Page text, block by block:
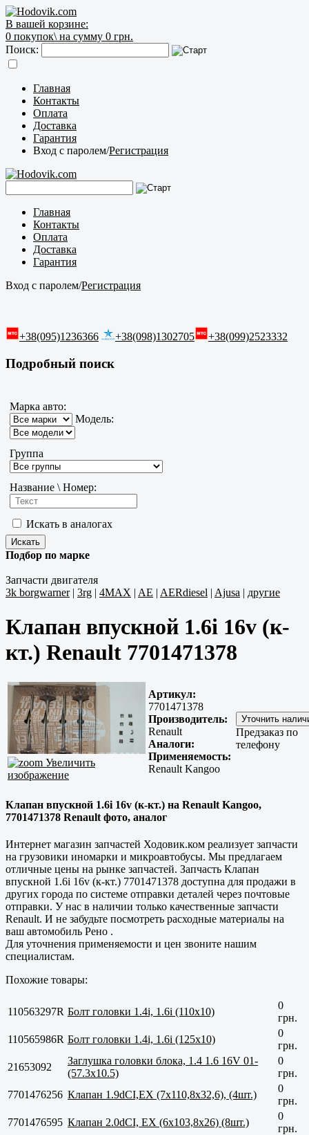
В вашей корзине:
0 покупок\ на сумму 0 грн.
Поиск:
Главная
Контакты
Оплата
Доставка
Гарантия
Вход с паролем/Регистрация
Главная
Контакты
Оплата
Доставка
Гарантия
Вход с паролем/Регистрация
+38(095)1236366 +38(098)1302705 +38(099)2523332
Подробный поиск
Марка авто:
Модель:
Группа
Название \ Номер:
Искать в аналогах
Подбор по марке
Запчасти двигателя
3k borgwarner| 3rg | 4MAX | AE | AERdiesel | Ajusa | другие
Клапан впускной 1.6i 16v (к-
кт.) Renault 7701471378
Увеличить
изображение
Артикул:
7701471378
Производитель:
Renault
Аналоги:
Применяемость:
Renault Kangoo
Предзаказ по
телефону
Клапан впускной 1.6i 16v (к-кт.) на Renault Kangoo,
7701471378 Renault фото, аналог
Интернет магазин запчастей Ходовик.ком реализует запчасти
на грузовики иномарки и микроавтобусы. Мы предлагаем
отличные цены на рынке запчастей. Запчасть Клапан
впускной 1.6i 16v (к-кт.) 7701471378 доступна для продажи в
других города по системе отправки деталей через почтовые
отправки. У нас в наличии только качественные запчасти
Renault. И не забудьте посмотреть расходные материалы на
ваш автомобиль Рено .
Для уточнения применяемости и цен звоните нашим
специалистам.
Похожие товары:
110563297R Болт головки 1.4i, 1.6i (110x10)
0
грн.
110565986R Болт головки 1.4i, 1.6i (125x10)
0
грн.
21653092
Заглушка головки блока, 1.4 1.6 16V 01-
(57.3x10.5)
0
грн.
7701476256 Клапан 1.9dCI,EX (7x110,8x32,6), (4шт.)
0
грн.
7701476595 Клапан 2.0dCI, EX (6x103,8x26) (8шт.)
0
грн.